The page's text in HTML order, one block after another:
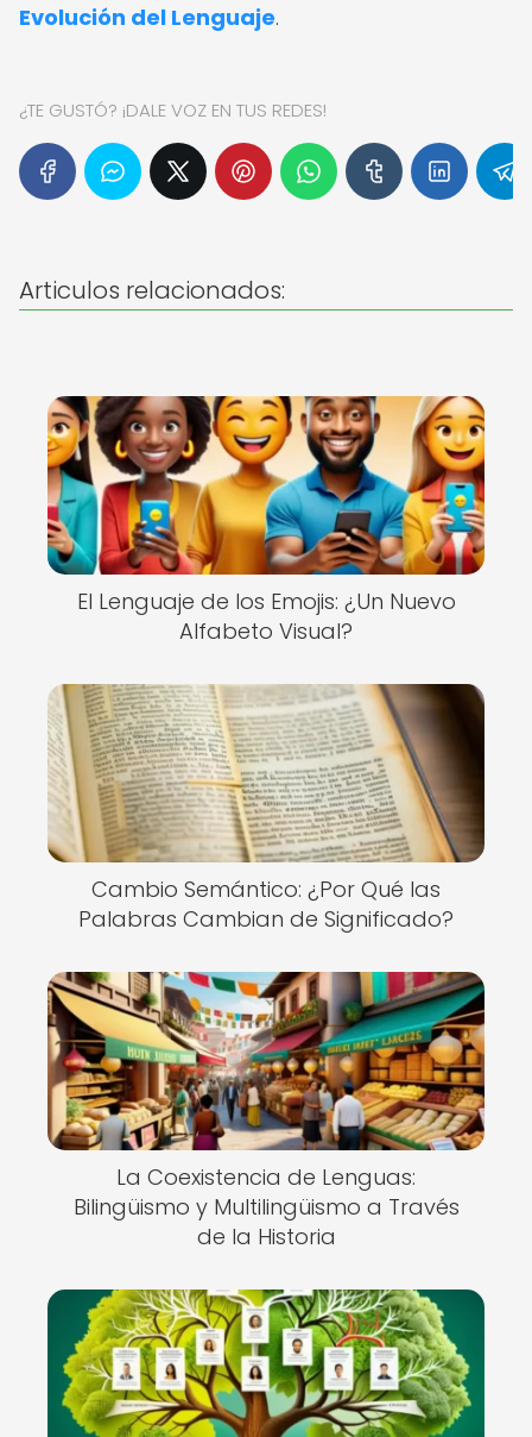
Evolución del Lenguaje.
¿TE GUSTÓ? ¡DALE VOZ EN TUS REDES!
Articulos relacionados:
El Lenguaje de los Emojis: ¿Un Nuevo
Alfabeto Visual?
Cambio Semántico: ¿Por Qué las
Palabras Cambian de Significado?
La Coexistencia de Lenguas:
Bilingüismo y Multilingüismo a Través
de la Historia